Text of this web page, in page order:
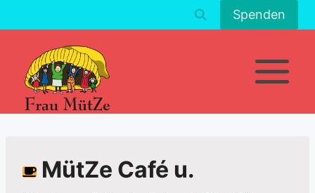
Inhalt
Spenden
MütZe Café u.